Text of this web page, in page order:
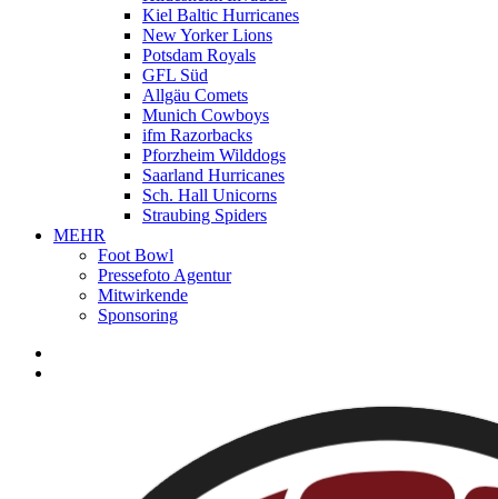
Kiel Baltic Hurricanes
New Yorker Lions
Potsdam Royals
GFL Süd
Allgäu Comets
Munich Cowboys
ifm Razorbacks
Pforzheim Wilddogs
Saarland Hurricanes
Sch. Hall Unicorns
Straubing Spiders
MEHR
Foot Bowl
Pressefoto Agentur
Mitwirkende
Sponsoring